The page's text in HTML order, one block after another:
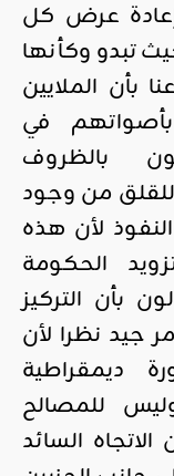
إعادة عرض كل
تبدو وكأنها
بأن الملايين
في
بالظروف
للقلق من وجود
لأن هذه
الحكومة
بأن التركيز
جيد نظرا لأن
ديمقراطية
للمصالح
السائد